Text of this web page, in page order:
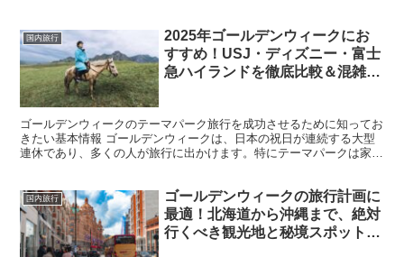
国内旅行
2025年ゴールデンウィークにお
すすめ！USJ・ディズニー・富士
急ハイランドを徹底比較＆混雑回
ゴールデンウィークのテーマパーク旅行を成功させるために知ってお
きたい基本情報 ゴールデンウィークは、日本の祝日が連続する大型
連休であり、多くの人が旅行に出かけます。特にテーマパークは家族
国内旅行
ゴールデンウィークの旅行計画に
最適！北海道から沖縄まで、絶対
行くべき観光地と秘境スポット10